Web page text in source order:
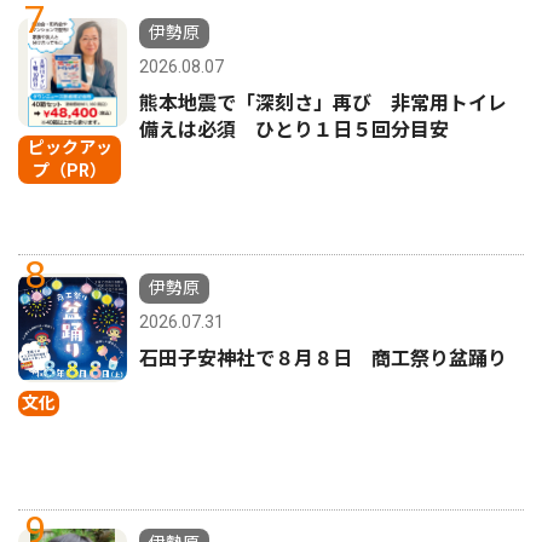
7
ピックアッ
プ（PR）
伊勢原
2026.08.07
熊本地震で「深刻さ」再び 非常用トイレ
備えは必須 ひとり１日５回分目安
8
文化
伊勢原
2026.07.31
石田子安神社で８月８日 商工祭り盆踊り
9